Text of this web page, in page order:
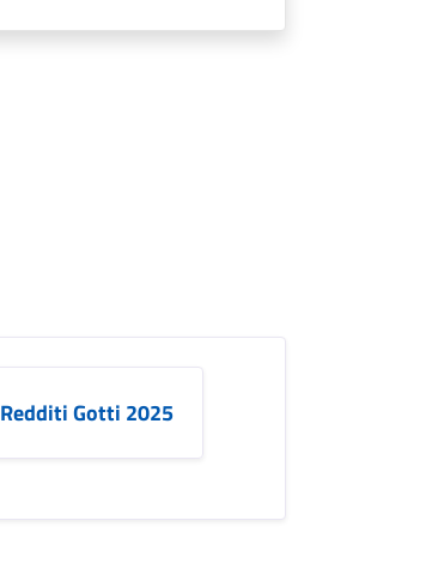
Redditi Gotti 2025